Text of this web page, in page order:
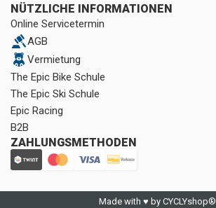
NÜTZLICHE INFORMATIONEN
Online Servicetermin
AGB
Vermietung
The Epic Bike Schule
The Epic Ski Schule
Epic Racing
B2B
ZAHLUNGSMETHODEN
Made with ♥ by CYCLYshop®